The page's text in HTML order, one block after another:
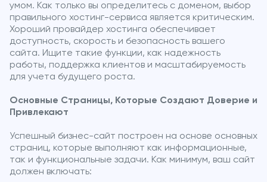
умом. Как только вы определитесь с доменом, выбор
правильного хостинг-сервиса является критическим.
Хороший провайдер хостинга обеспечивает
доступность, скорость и безопасность вашего
сайта. Ищите такие функции, как надежность
работы, поддержка клиентов и масштабируемость
для учета будущего роста.
Основные Страницы, Которые Создают Доверие и
Привлекают
Успешный бизнес-сайт построен на основе основных
страниц, которые выполняют как информационные,
так и функциональные задачи. Как минимум, ваш сайт
должен включать: